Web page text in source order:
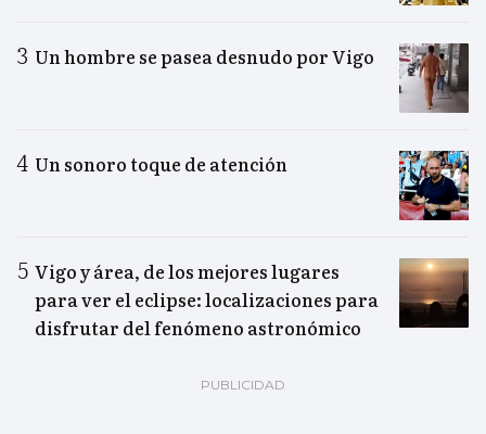
Un hombre se pasea desnudo por Vigo
Un sonoro toque de atención
Vigo y área, de los mejores lugares
para ver el eclipse: localizaciones para
disfrutar del fenómeno astronómico